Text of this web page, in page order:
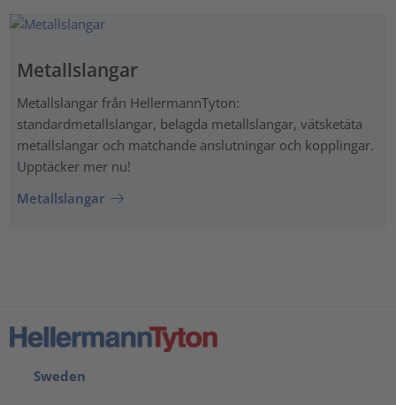
Metallslangar
Metallslangar från HellermannTyton:
standardmetallslangar, belagda metallslangar, vätsketäta
metallslangar och matchande anslutningar och kopplingar.
Upptäcker mer nu!
Metallslangar
Sweden